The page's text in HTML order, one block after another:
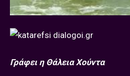
Γράφει η Θάλεια Χούντα